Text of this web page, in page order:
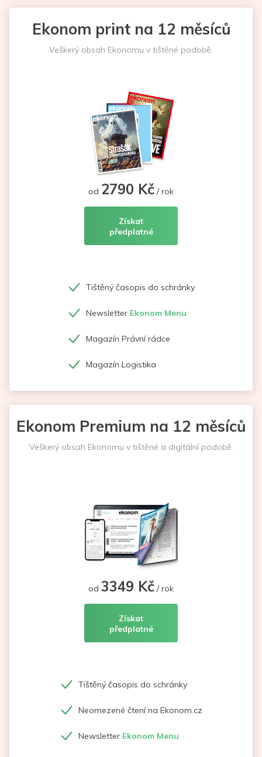
Ekonom print na 12 měsíců
Veškerý obsah Ekonomu v tištěné podobě.
od 2790 Kč / rok
Získat
předplatné
Tištěný časopis do schránky
Newsletter Ekonom Menu
Magazín Právní rádce
Magazín Logistika
Ekonom Premium na 12 měsíců
Veškerý obsah Ekonomu v tištěné a digitální podobě.
od 3349 Kč / rok
Získat
předplatné
Tištěný časopis do schránky
Neomezené čtení na Ekonom.cz
Newsletter Ekonom Menu